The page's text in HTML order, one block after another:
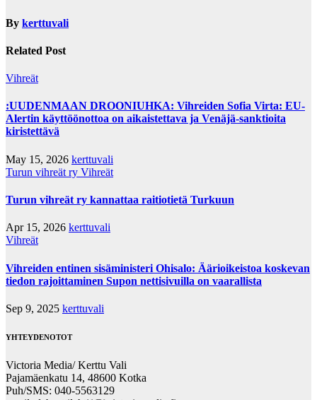
By kerttuvali
Related Post
Vihreät
:UUDENMAAN DROONIUHKA: Vihreiden Sofia Virta: EU-
Alertin käyttöönottoa on aikaistettava ja Venäjä-sanktioita
kiristettävä
May 15, 2026 kerttuvali
Turun vihreät ry Vihreät
Turun vihreät ry kannattaa raitiotietä Turkuun
Apr 15, 2026 kerttuvali
Vihreät
Vihreiden entinen sisäministeri Ohisalo: Äärioikeistoa koskevan
tiedon rajoittaminen Supon nettisivuilla on vaarallista
Sep 9, 2025 kerttuvali
YHTEYDENOTOT
Victoria Media/ Kerttu Vali
Pajamäenkatu 14, 48600 Kotka
Puh/SMS: 040-5563129